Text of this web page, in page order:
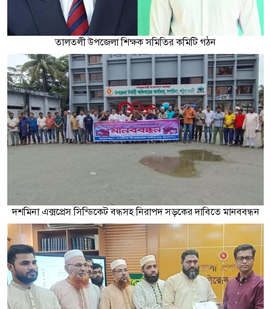
তালতলী উপজেলা শিক্ষক সমিতির কমিটি গঠন
দশমিনা এক্সপ্রেস সিন্ডিকেট বন্ধসহ নিরাপদ সড়কের দাবিতে মানববন্ধন